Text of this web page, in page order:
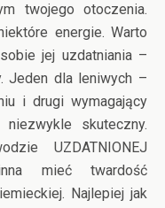
twojego otoczenia.
energie. Warto
jej uzdatniania –
Jeden dla leniwych –
i drugi wymagający
skuteczny.
UZDATNIONEJ
mieć twardość
Najlepiej jak